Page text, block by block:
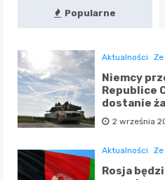
Popularne
Aktualności
Niemcy
Republice
dostanie
2 września
Aktualności
Rosja